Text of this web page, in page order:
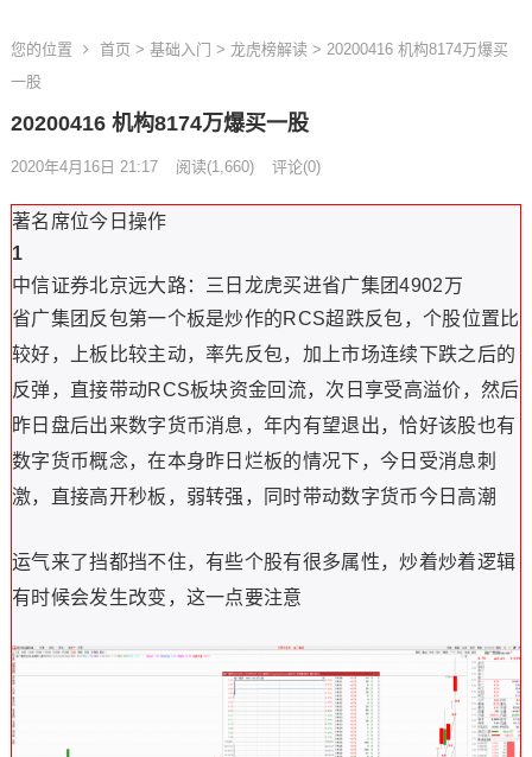
您的位置 首页 > 基础入门 > 龙虎榜解读 > 20200416 机构8174万爆买
一股
20200416 机构8174万爆买一股
2020年4月16日 21:17 阅读(1,660) 评论(0)
著名席位今日操作
1
中信证券北京远大路：
三日龙虎买进省广集团4902万
省广集团反包第一个板是炒作的RCS超跌反包，个股位置比
较好，上板比较主动，率先反包，加上市场连续下跌之后的
反弹，直接带动RCS板块资金回流，次日享受高溢价，然后
昨日盘后出来数字货币消息，年内有望退出，恰好该股也有
数字货币概念，在本身昨日烂板的情况下，今日受消息刺
激，直接高开秒板，弱转强，同时带动数字货币今日高潮
运气来了挡都挡不住，有些个股有很多属性，炒着炒着逻辑
有时候会发生改变，这一点要注意